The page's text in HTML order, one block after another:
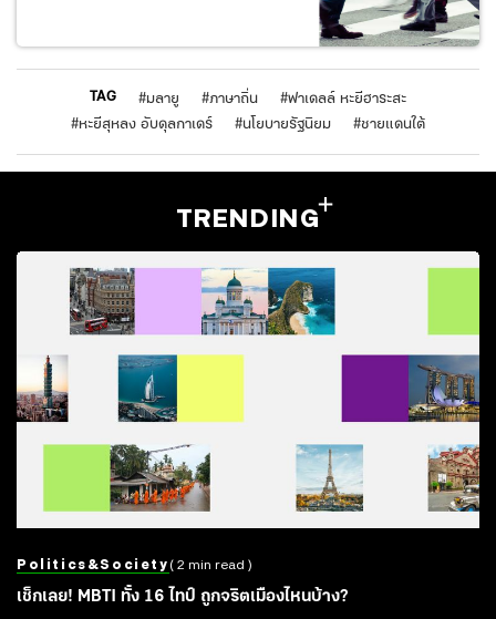
TAG #มลายู #ภาษาถิ่น #ฟาเดลล์ หะยีฮาระสะ
#หะยีสุหลง อับดุลกาเดร์ #นโยบายรัฐนิยม #ชายแดนใต้
TRENDING
Politics&society ( 2 min read )
เช็กเลย! MBTI ทั้ง 16 ไทป์ ถูกจริตเมืองไหนบ้าง?